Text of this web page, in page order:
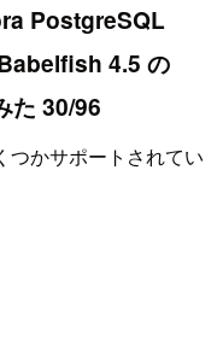
PostgreSQL
4.5 の
た 30/96
つかサポートされてい